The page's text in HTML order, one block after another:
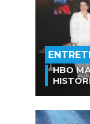
HBO